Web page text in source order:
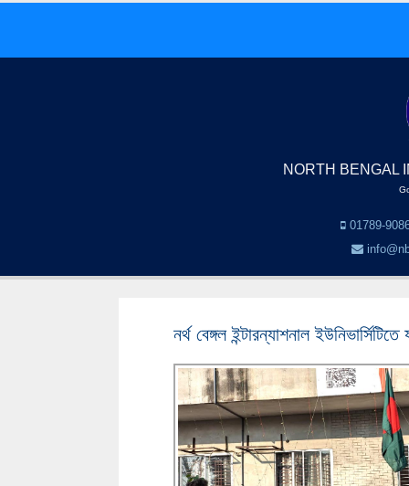
NORTH BENGAL
01789-
নর্থ বেঙ্গল ইন্টারন্যাশনাল